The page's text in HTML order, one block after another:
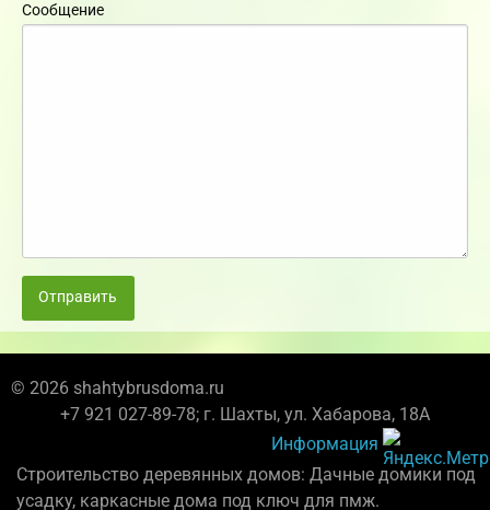
Сообщение
Отправить
© 2026 shahtybrusdoma.ru
+7 921 027-89-78; г. Шахты, ул. Хабарова, 18А
Информация
Строительство деревянных домов: Дачные домики под
усадку, каркасные дома под ключ для пмж.